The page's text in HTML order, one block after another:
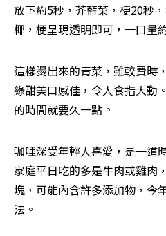
放下約5秒，芥藍菜，梗20秒
椰，梗呈現透明即可，一口量
這樣燙出來的青菜，雖較費時
綠甜美口感佳，令人食指大動
的時間就要久一點。
咖哩深受年輕人喜愛，是一道
家庭平日吃的多是牛肉或雞肉
塊，可能內含許多添加物，今
法。